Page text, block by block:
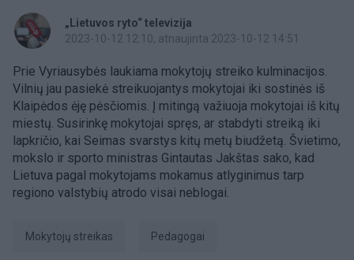
„Lietuvos ryto“ televizija
2023-10-12 12:10, atnaujinta 2023-10-12 14:51
Prie Vyriausybės laukiama mokytojų streiko kulminacijos.
Vilnių jau pasiekė streikuojantys mokytojai iki sostinės iš
Klaipėdos ėję pėsčiomis. Į mitingą važiuoja mokytojai iš kitų
miestų. Susirinkę mokytojai spręs, ar stabdyti streiką iki
lapkričio, kai Seimas svarstys kitų metų biudžetą. Švietimo,
mokslo ir sporto ministras Gintautas Jakštas sako, kad
Lietuva pagal mokytojams mokamus atlyginimus tarp
regiono valstybių atrodo visai neblogai.
mokytojų streikas pedagogai